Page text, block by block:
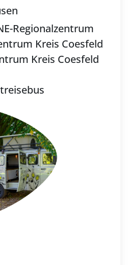
Regionalzentrum
Kreis Coesfeld
Kreis Coesfeld